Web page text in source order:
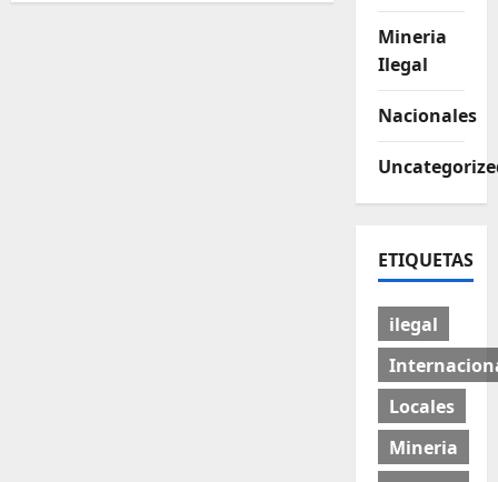
Mineria
Ilegal
Nacionales
ETIQUETAS
ilegal
Locales
Mineria